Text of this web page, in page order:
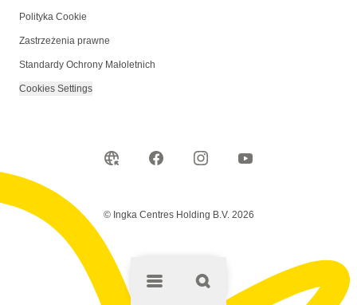
Polityka Cookie
Zastrzeżenia prawne
Standardy Ochrony Małoletnich
Cookies Settings
© Ingka Centres Holding B.V. 2026